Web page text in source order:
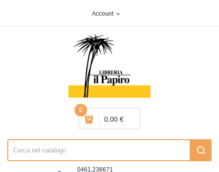
Account expand_more
0
0,00 €
0461.236671